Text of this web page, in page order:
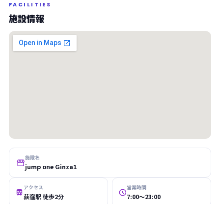
FACILITIES
施設情報
施設名
jump one Ginza1
 アクセス
荻窪駅 徒歩2分 営業時間
7:00〜23:00